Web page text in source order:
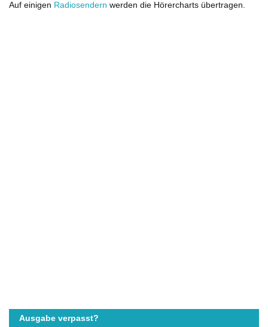
Auf einigen Radiosendern werden die Hörercharts übertragen.
Ausgabe verpasst?